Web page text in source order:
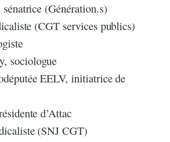
(Génération.s)
(CGT services publics)
sociologue
EELV, initiatrice de
d’Attac
(SNJ CGT)